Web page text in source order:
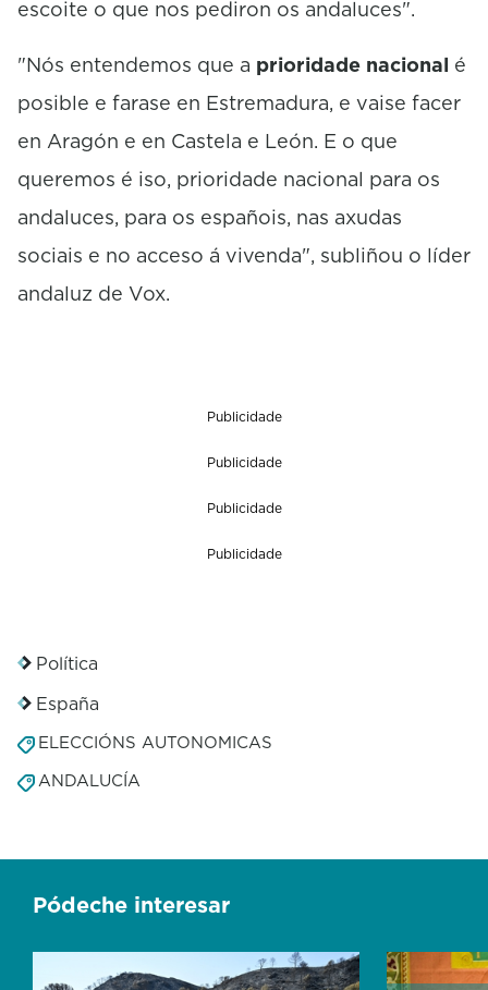
escoite o que nos pediron os andaluces".
"Nós entendemos que a prioridade nacional é
posible e farase en Estremadura, e vaise facer
en Aragón e en Castela e León. E o que
queremos é iso, prioridade nacional para os
andaluces, para os españois, nas axudas
sociais e no acceso á vivenda", subliñou o líder
andaluz de Vox.
Publicidade
Publicidade
Publicidade
Publicidade
Política
España
ELECCIÓNS AUTONOMICAS
ANDALUCÍA
Pódeche interesar